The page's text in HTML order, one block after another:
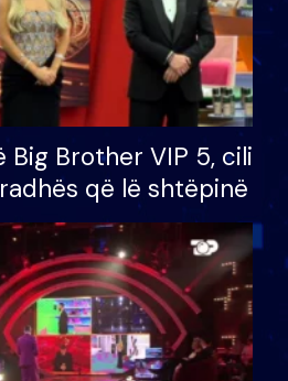
Brother VIP 5, cili
që lë shtëpinë